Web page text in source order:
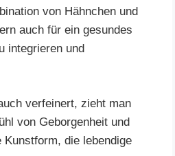
von Hähnchen und
auch für ein gesundes
integrieren und
verfeinert, zieht man
von Geborgenheit und
die lebendige